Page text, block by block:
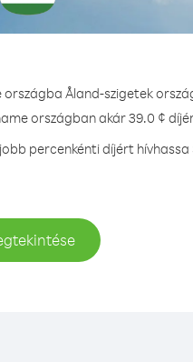
Åland-szigetek
országban akár 39.0 ¢
percenkénti díjért